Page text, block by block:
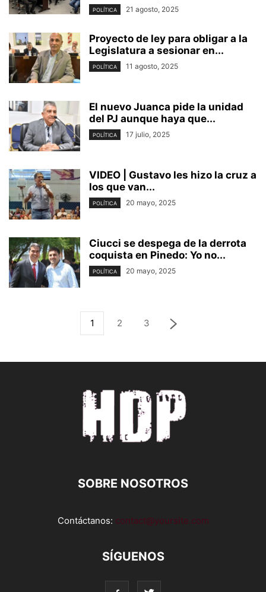
POLÍTICA 21 agosto, 2025
Proyecto de ley para obligar a la
Legislatura a sesionar en...
POLÍTICA 11 agosto, 2025
El nuevo Juanca pide la unidad
del PJ aunque haya que...
POLÍTICA 17 julio, 2025
VIDEO | Gustavo les hizo la cruz a
los que van...
POLÍTICA 20 mayo, 2025
Ciucci se despega de la derrota
coquista en Pinedo: Yo no...
POLÍTICA 20 mayo, 2025
1 2 3
SOBRE NOSOTROS
Contáctanos: contact@yoursite.com
SÍGUENOS